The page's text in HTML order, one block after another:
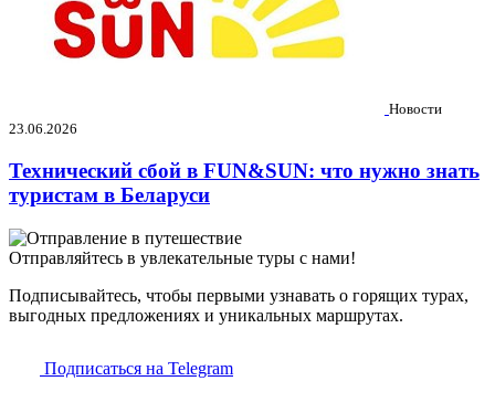
Новости
23.06.2026
Технический сбой в FUN&SUN: что нужно знать
туристам в Беларуси
Отправляйтесь в увлекательные туры с нами!
Подписывайтесь, чтобы первыми узнавать о горящих турах,
выгодных предложениях и уникальных маршрутах.
Подписаться на Telegram